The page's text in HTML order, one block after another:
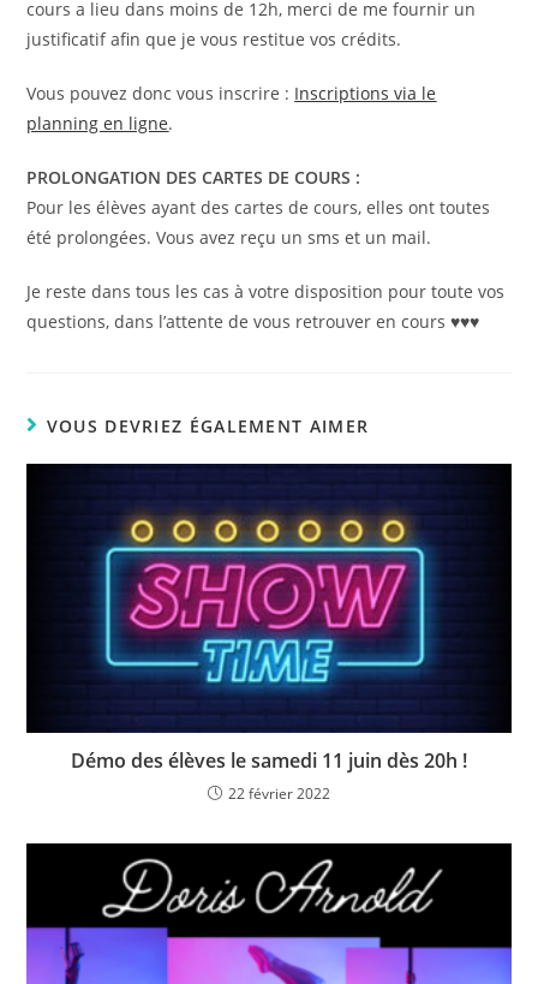
cours a lieu dans moins de 12h, merci de me fournir un
justificatif afin que je vous restitue vos crédits.
Vous pouvez donc vous inscrire : Inscriptions via le
planning en ligne.
PROLONGATION DES CARTES DE COURS :
Pour les élèves ayant des cartes de cours, elles ont toutes
été prolongées. Vous avez reçu un sms et un mail.
Je reste dans tous les cas à votre disposition pour toute vos
questions, dans l’attente de vous retrouver en cours ♥️♥️♥️
VOUS DEVRIEZ ÉGALEMENT AIMER
Démo des élèves le samedi 11 juin dès 20h !
22 février 2022